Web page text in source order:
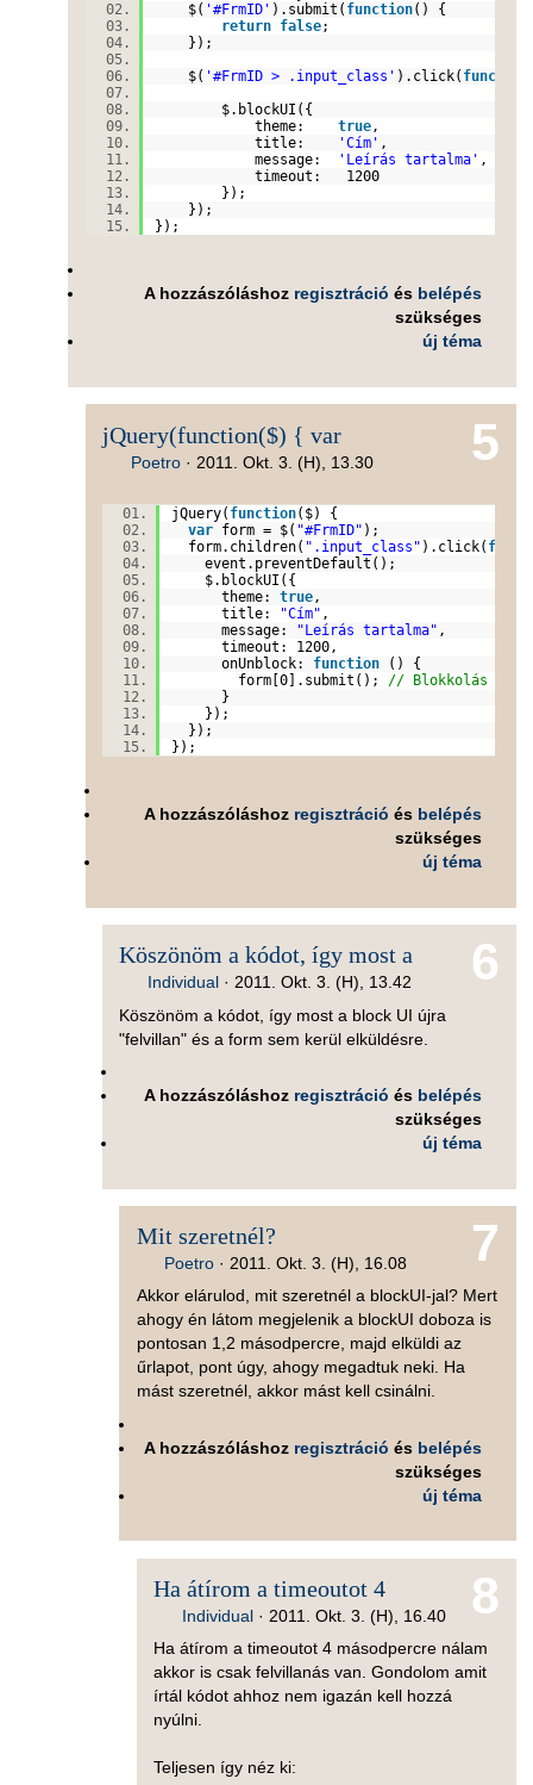
$( '#FrmID' ).submit( function() {
return
false;
});
$( '#FrmID > .input_class' ).click( function
$.blockUI({
theme: true,
title:
'Cím' ,
message:
'Leírás tartalma' ,
timeout: 1200
});
});
});
A hozzászóláshoz regisztráció és belépés
szükséges
új téma
5
jQuery(function($) { var
Poetro· 2011. Okt. 3. (H), 13.30
jQuery( function($) {
varform = $( "#FrmID" );
form.children( ".input_class" ).click(
event.preventDefault();
$.blockUI({
theme: true,
title:
"Cím" ,
message:
"Leírás tartalma" ,
timeout: 1200,
onUnblock: function() {
form[0].submit(); // Blokkolás
}
});
});
});
A hozzászóláshoz regisztráció és belépés
szükséges
új téma
6
Köszönöm a kódot, így most a
Individual ·2011. Okt. 3. (H), 13.42
Köszönöm a kódot, így most a block UI újra
"felvillan" és a form sem kerül elküldésre.
A hozzászóláshoz regisztráció és belépés
szükséges
új téma
7
Mit szeretnél?
Poetro ·2011. Okt. 3. (H), 16.08
Akkor elárulod, mit szeretnél a blockUI-jal? Mert
ahogy én látom megjelenik a blockUI doboza is
pontosan 1,2 másodpercre, majd elküldi az
űrlapot, pont úgy, ahogy megadtuk neki. Ha
mást szeretnél, akkor mást kell csinálni.
A hozzászóláshoz regisztráció és belépés
szükséges
új téma
8
Ha átírom a timeoutot 4
Individual· 2011. Okt. 3. (H), 16.40
Ha átírom a timeoutot 4 másodpercre nálam
akkor is csak felvillanás van. Gondolom amit
írtál kódot ahhoz nem igazán kell hozzá
nyúlni.
Teljesen így néz ki: